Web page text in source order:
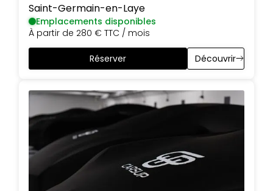
Saint-Germain-en-Laye
Emplacements disponibles
À partir de 280 € TTC / mois
Réserver Découvrir